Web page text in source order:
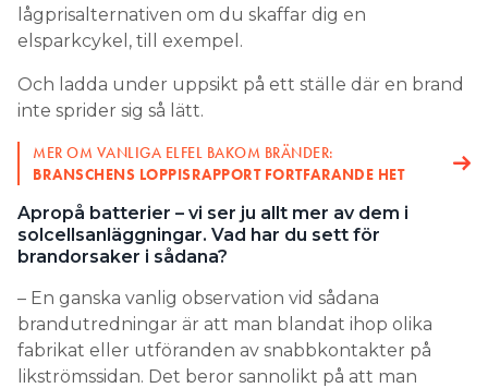
lågprisalternativen om du skaffar dig en
elsparkcykel, till exempel.
Och ladda under uppsikt på ett ställe där en brand
inte sprider sig så lätt.
MER OM VANLIGA ELFEL BAKOM BRÄNDER:
BRANSCHENS LOPPISRAPPORT FORTFARANDE HET
Apropå batterier – vi ser ju allt mer av dem i
solcellsanläggningar. Vad har du sett för
brandorsaker i sådana?
– En ganska vanlig observation vid sådana
brandutredningar är att man blandat ihop olika
fabrikat eller utföranden av snabbkontakter på
likströmssidan. Det beror sannolikt på att man